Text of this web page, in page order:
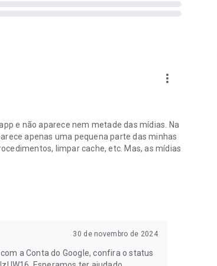
você identifica textos e objetos nas
more_vert
e não aparece nem metade das mídias. Na
apenas uma pequena parte das minhas
limpar cache, etc. Mas, as mídias
30 de novembro de 2024
a Conta do Google, confira o status